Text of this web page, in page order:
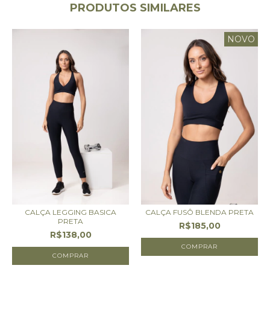
PRODUTOS SIMILARES
CALÇA LEGGING BASICA
PRETA
R$138,00
COMPRAR
NOVO
CALÇA FUSÔ BLENDA PRETA
R$185,00
COMPRAR